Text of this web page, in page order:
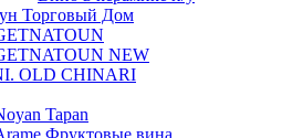
Торговый Дом
NEW
OLD CHINARI
Tapan
Фруктовые вина